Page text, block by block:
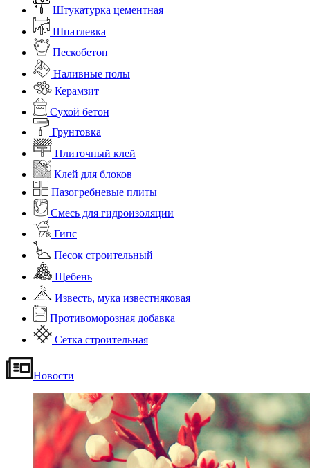
Штукатурка цементная
Шпатлевка
Пескобетон
Наливные полы
Керамзит
Сухой бетон
Грунтовка
Плиточный клей
Клей для блоков
Пазогребневые плиты
Смесь для гидроизоляции
Гипс
Песок строительный
Щебень
Известь, мука известняковая
Противоморозная добавка
Сетка строительная
Новости